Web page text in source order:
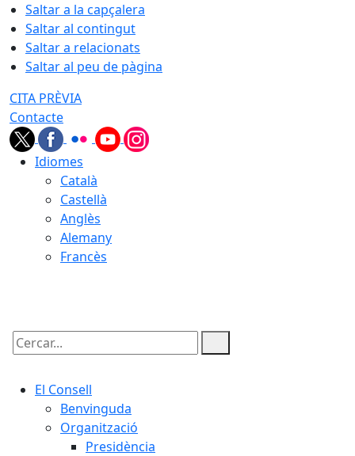
Saltar a la capçalera
Saltar al contingut
Saltar a relacionats
Saltar al peu de pàgina
CITA PRÈVIA
Contacte
Idiomes
Català
Castellà
Anglès
Alemany
Francès
Cercar:
El Consell
Benvinguda
Organització
Presidència